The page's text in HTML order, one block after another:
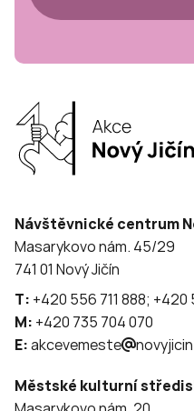
Návštěvnické centrum
Masarykovo nám. 45/29
741 01 Nový Jičín
T: +420 556 711 888;
M: +420 735 704 070
E:akcevemeste
Městské kulturní